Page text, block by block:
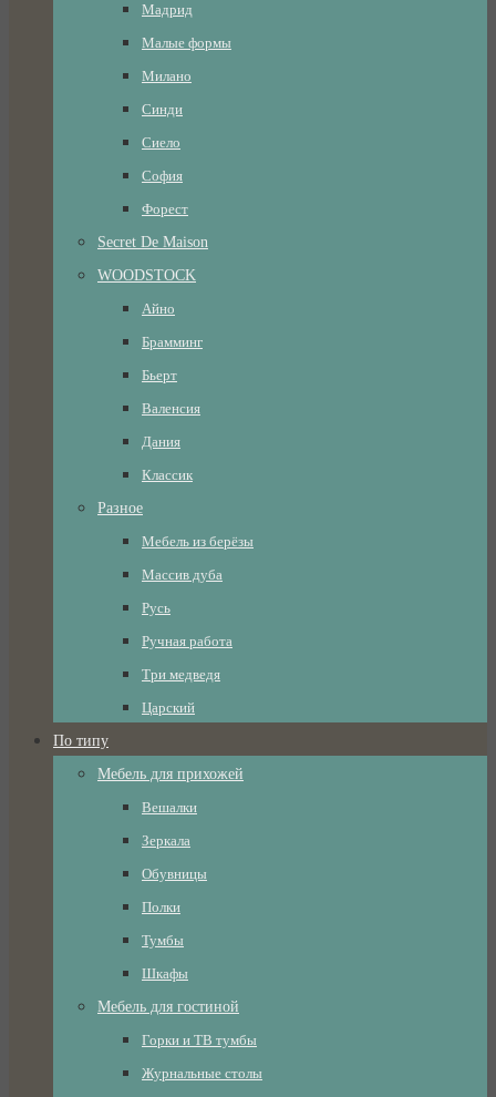
Мадрид
Малые формы
Милано
Синди
Сиело
София
Форест
Secret De Maison
WOODSTOCK
Айно
Брамминг
Бьерт
Валенсия
Дания
Классик
Разное
Мебель из берёзы
Массив дуба
Русь
Ручная работа
Три медведя
Царский
По типу
Мебель для прихожей
Вешалки
Зеркала
Обувницы
Полки
Тумбы
Шкафы
Мебель для гостиной
Горки и ТВ тумбы
Журнальные столы